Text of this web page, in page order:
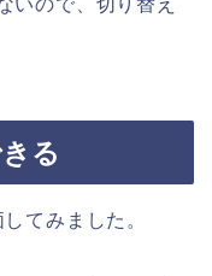
る
てみました。